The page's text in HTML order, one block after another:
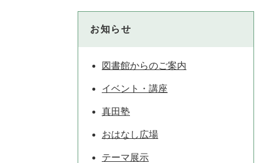
お知らせ
図書館からのご案内
イベント・講座
真田塾
おはなし広場
テーマ展示